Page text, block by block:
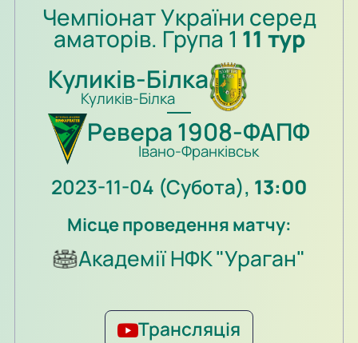
Чемпіонат України серед
аматорів. Група 1 11 тур
Куликів-Білка
Куликів-Білка
Ревера 1908-ФАПФ
Івано-Франківськ
2023-11-04 (Субота), 13:00
Місце проведення матчу:
Академії НФК "Ураган"
Трансляція